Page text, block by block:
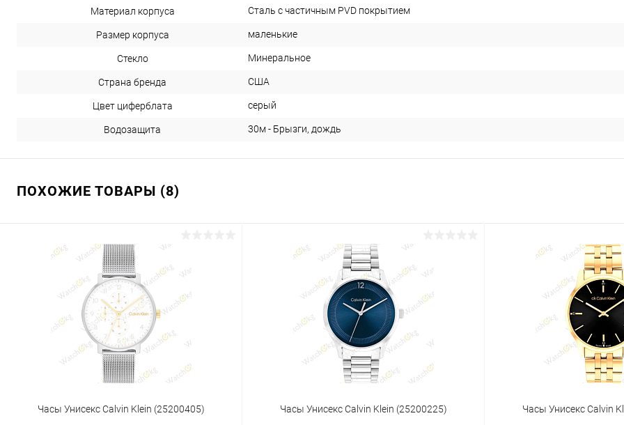
Материал корпуса Сталь с частичным PVD покрытием
Размер корпуса маленькие
Стекло Минеральное
Страна бренда США
Цвет циферблата серый
Водозащита 30м - Брызги, дождь
ПОХОЖИЕ ТОВАРЫ (8)
Часы Унисекс Calvin Klein (25200405) Часы Унисекс Calvin Klein (25200225) Часы Унисекс Calvin